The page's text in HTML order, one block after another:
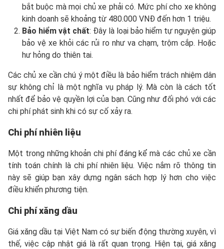
bắt buộc mà mọi chủ xe phải có. Mức phí cho xe không
kinh doanh sẽ khoảng từ 480.000 VNĐ đến hơn 1 triệu.
Bảo hiểm vật chất: Đây là loại bảo hiểm tự nguyện giúp
bảo vệ xe khỏi các rủi ro như va chạm, trộm cắp. Hoặc
hư hỏng do thiên tai.
Các chủ xe cần chú ý một điều là bảo hiểm trách nhiệm dân
sự không chỉ là một nghĩa vụ pháp lý. Mà còn là cách tốt
nhất để bảo vệ quyền lợi của bạn. Cũng như đối phó với các
chi phí phát sinh khi có sự cố xảy ra.
Chi phí nhiên liệu
Một trong những khoản chi phí đáng kể mà các chủ xe cần
tính toán chính là chi phí nhiên liệu. Việc nắm rõ thông tin
này sẽ giúp bạn xây dựng ngân sách hợp lý hơn cho việc
điều khiển phương tiện.
Chi phí xăng dầu
Giá xăng dầu tại Việt Nam có sự biến động thường xuyên, vì
thế, việc cập nhật giá là rất quan trọng. Hiện tại, giá xăng